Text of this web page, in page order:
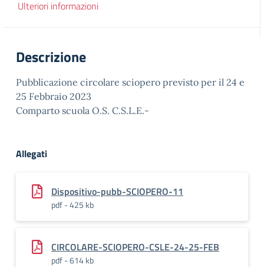
Ulteriori informazioni
Descrizione
Pubblicazione circolare sciopero previsto per il 24 e
25 Febbraio 2023
Comparto scuola O.S. C.S.L.E.-
Allegati
Dispositivo-pubb-SCIOPERO-11
pdf - 425 kb
CIRCOLARE-SCIOPERO-CSLE-24-25-FEB
pdf - 614 kb